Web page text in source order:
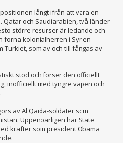
långt ifrån att vara en
och Saudiarabien, två länder
större resurser är ledande och
forna kolonialherren i Syrien
Turkiet, som av och till fångas av
stöd och förser den officiellt
inofficiellt med tyngre vapen och
av Al Qaida-soldater som
Uppenbarligen har State
krafter som president Obama